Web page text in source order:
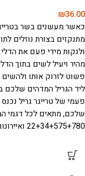
₪36.00
כאשר מעשנים בשר
מתנקזים בצורת נוזלים
ולנקות מידי פעם את
מהיר ויעיל לשים בתוך
פשוט לזרוק אותו
ליד הגריל המדהים שלכם
פעמי של טרייגר גריל
שלכם, מתאים לכל דגמי
22+34+575+780 ואיירונווד 650+850